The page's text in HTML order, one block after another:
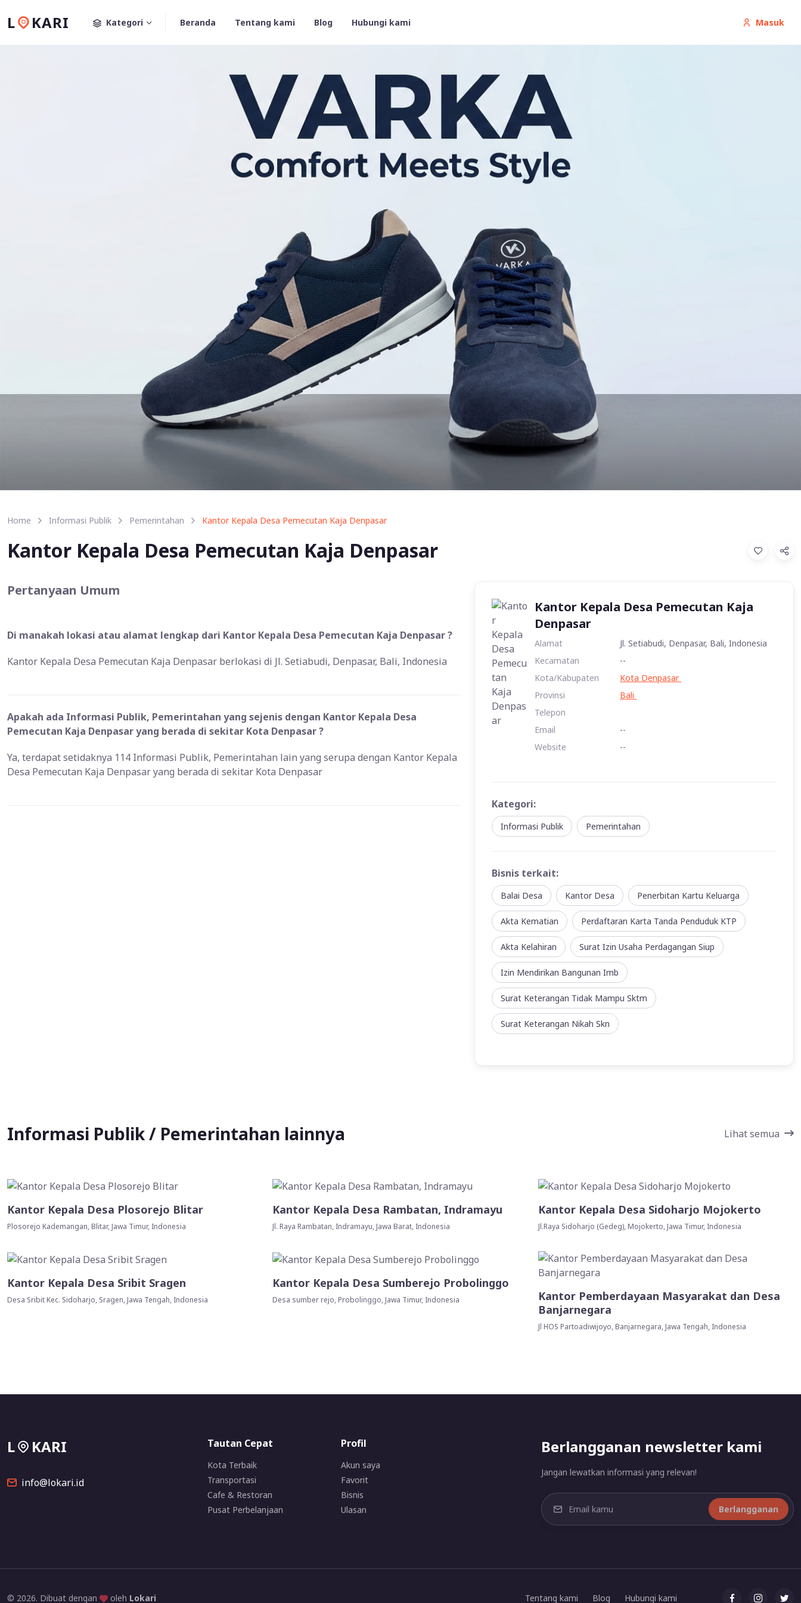
L KARI Masuk
Kategori Beranda Tentang kami Blog Hubungi kami
Home Informasi Publik Pemerintahan Kantor Kepala Desa Pemecutan Kaja Denpasar
Kantor Kepala Desa Pemecutan Kaja Denpasar
Kantor Kepala Desa Pemecutan Kaja
Denpasar
Alamat
Jl. Setiabudi, Denpasar, Bali, Indonesia
Kecamatan
--
Kota/Kabupaten
Kota Denpasar
Provinsi
Bali
Telepon
Email
--
Website
--
Kategori:
Informasi Publik Pemerintahan
Bisnis terkait:
Balai Desa Kantor Desa Penerbitan Kartu Keluarga
Akta Kematian Perdaftaran Karta Tanda Penduduk KTP
Akta Kelahiran Surat Izin Usaha Perdagangan Siup
Izin Mendirikan Bangunan Imb
Surat Keterangan Tidak Mampu Sktm
Surat Keterangan Nikah Skn
Pertanyaan Umum
Di manakah lokasi atau alamat lengkap dari Kantor Kepala Desa Pemecutan Kaja Denpasar ?
Kantor Kepala Desa Pemecutan Kaja Denpasar berlokasi di Jl. Setiabudi, Denpasar, Bali, Indonesia
Apakah ada Informasi Publik, Pemerintahan yang sejenis dengan Kantor Kepala Desa
Pemecutan Kaja Denpasar yang berada di sekitar Kota Denpasar ?
Ya, terdapat setidaknya 114 Informasi Publik, Pemerintahan lain yang serupa dengan Kantor Kepala
Desa Pemecutan Kaja Denpasar yang berada di sekitar Kota Denpasar
Informasi Publik / Pemerintahan lainnya Lihat semua
Kantor Kepala Desa Plosorejo Blitar
Plosorejo Kademangan, Blitar, Jawa Timur, Indonesia
Kantor Kepala Desa Rambatan, Indramayu
Jl. Raya Rambatan, Indramayu, Jawa Barat, Indonesia
Kantor Kepala Desa Sidoharjo Mojokerto
Jl.Raya Sidoharjo (Gedeg), Mojokerto, Jawa Timur, Indonesia
Kantor Kepala Desa Sribit Sragen
Desa Sribit Kec. Sidoharjo, Sragen, Jawa Tengah, Indonesia
Kantor Kepala Desa Sumberejo Probolinggo
Desa sumber rejo, Probolinggo, Jawa Timur, Indonesia
Kantor Pemberdayaan Masyarakat dan Desa
Banjarnegara
Jl HOS Partoadiwijoyo, Banjarnegara, Jawa Tengah, Indonesia
L KARI
info@lokari.id
Tautan Cepat
Kota Terbaik
Transportasi
Cafe & Restoran
Pusat Perbelanjaan
Profil
Akun saya
Favorit
Bisnis
Ulasan
Berlangganan newsletter kami
Jangan lewatkan informasi yang relevan!
Berlangganan
© 2026. Dibuat dengan oleh Lokari Tentang kami Blog Hubungi kami